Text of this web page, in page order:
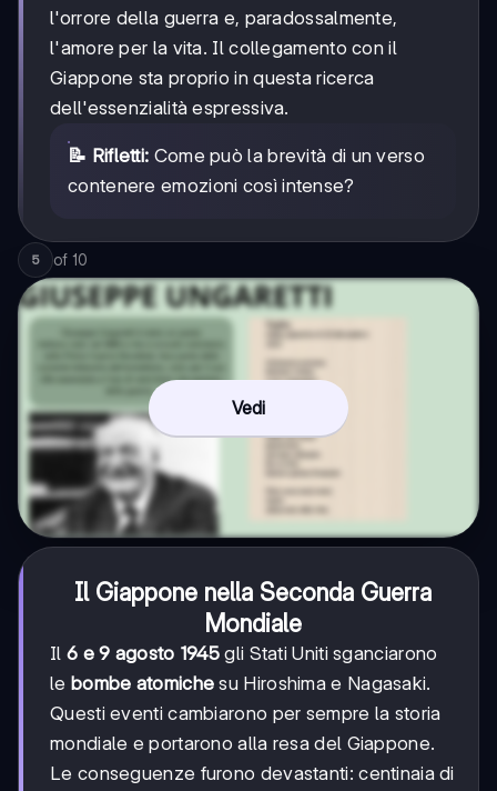
l'orrore della guerra e, paradossalmente,
l'amore per la vita. Il collegamento con il
Giappone sta proprio in questa ricerca
dell'essenzialità espressiva.
📝 Rifletti: Come può la brevità di un verso
contenere emozioni così intense?
5 of 10
Vedi
Il Giappone nella Seconda Guerra
Mondiale
Il 6 e 9 agosto 1945 gli Stati Uniti sganciarono
le bombe atomiche su Hiroshima e Nagasaki.
Questi eventi cambiarono per sempre la storia
mondiale e portarono alla resa del Giappone.
Le conseguenze furono devastanti: centinaia di